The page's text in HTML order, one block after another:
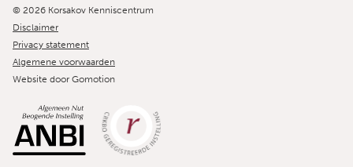
Copyright navigation
© 2026 Korsakov Kenniscentrum
Disclaimer
Privacy statement
Algemene voorwaarden
Website door Gomotion